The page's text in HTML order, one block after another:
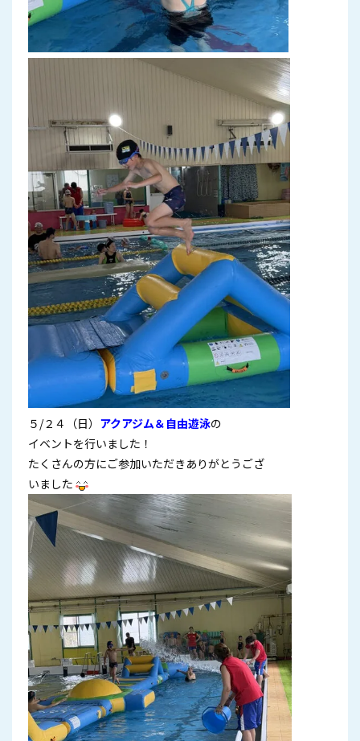
５/２４（日） アクアジム＆自由遊泳の
イベントを行いました！
たくさんの方にご参加いただきありがとうござ
いました